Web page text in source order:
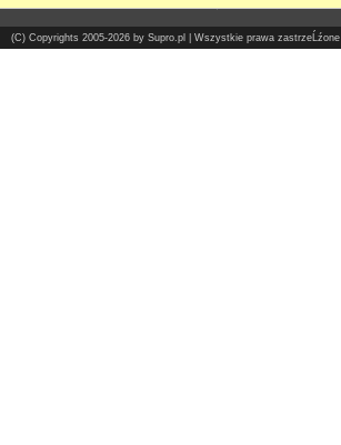
(C) Copyrights 2005-2026 by Supro.pl | Wszystkie prawa zastrzeĹźone